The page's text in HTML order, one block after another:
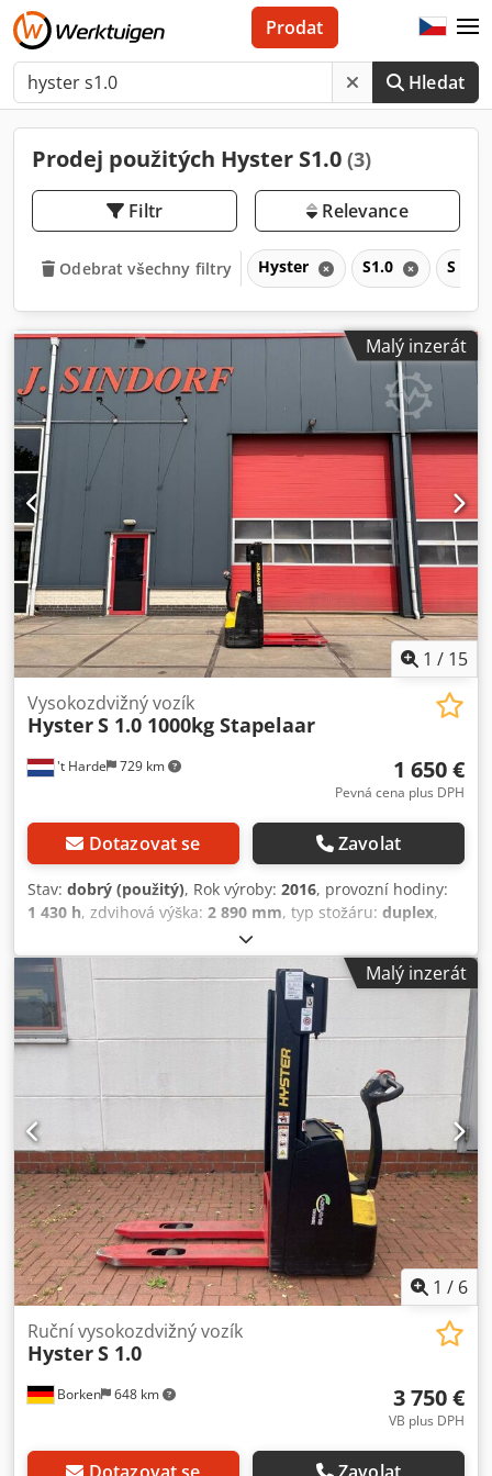
Hledat
Prodat
Prodej použitých Hyster S1.0 (3)
Filtr Relevance
Odebrat všechny filtry Hyster S1.0 S
Malý inzerát
1 / 15
't Harde 729 km
Vysokozdvižný vozík
HysterS 1.0 1000kg Stapelaar
1 650 €
Pevná cena plus DPH
Dotazovat se Zavolat
Stav: dobrý (použitý), Rok výroby: 2016, provozní hodiny:
1 430 h, zdvihová výška: 2 890 mm, typ stožáru: duplex,
, délka vidlic:
hmotnost: 940 kg Nosnost: 1 000 kg Síťové napětí: 220 V
Označení CE: ano Cedpfezayy Aox Abhsrf Technický stav:
dobrý Vizuální stav: dobrý Pro více informací kontaktujte
Bas Sindorf.
Malý inzerát
1 / 6
Borken 648 km
Ruční vysokozdvižný vozík
HysterS 1.0
3 750 €
VB plus DPH
Dotazovat se Zavolat